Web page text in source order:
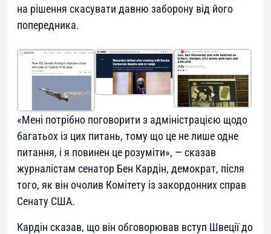
на рішення скасувати давню заборону від його
попередника.
«Мені потрібно поговорити з адміністрацією щодо
багатьох із цих питань, тому що це не лише одне
питання, і я повинен це розуміти», — сказав
журналістам сенатор Бен Кардін, демократ, після
того, як він очолив Комітету із закордонних справ
Сенату США.
Кардін сказав, що він обговорював вступ Швеції до